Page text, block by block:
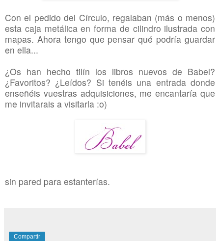
Con el pedido del Círculo, regalaban (más o menos)
esta caja metálica en forma de cilindro ilustrada con
mapas. Ahora tengo que pensar qué podría guardar
en ella...
¿Os han hecho tilín los libros nuevos de Babel?
¿Favoritos? ¿Leídos? Si tenéis una entrada donde
enseñéis vuestras adquisiciones, me encantaría que
me invitarais a visitarla :o)
sin pared para estanterías.
Compartir